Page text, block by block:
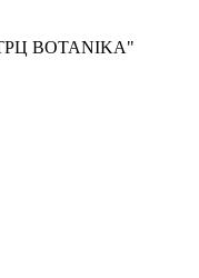
BOTANIKA"